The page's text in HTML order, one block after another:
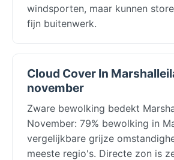
windsporten, maar kunnen
fijn buitenwerk.
Cloud Cover In
november
Zware bewolking bedekt
November: 79% bewolking in
vergelijkbare grijze
meeste regio's. Directe zon is